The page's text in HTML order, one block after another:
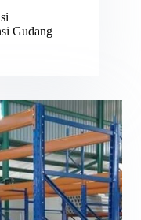
Gudang